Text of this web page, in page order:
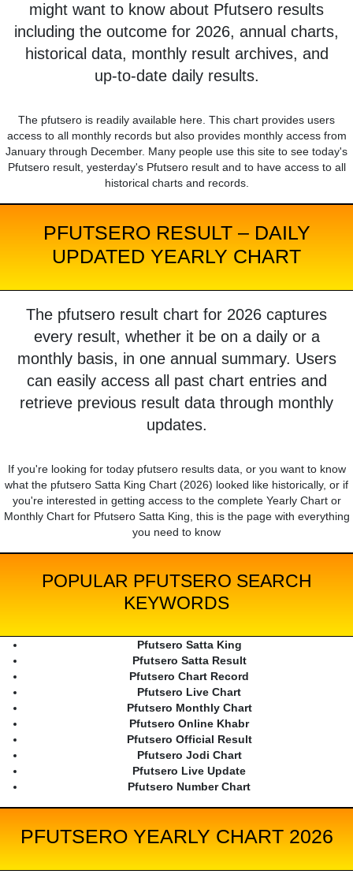
might want to know about Pfutsero results
including the outcome for 2026, annual charts,
historical data, monthly result archives, and
up-to-date daily results.
The pfutsero is readily available here. This chart provides users
access to all monthly records but also provides monthly access from
January through December. Many people use this site to see today's
Pfutsero result, yesterday's Pfutsero result and to have access to all
historical charts and records.
PFUTSERO RESULT – DAILY
UPDATED YEARLY CHART
The pfutsero result chart for 2026 captures
every result, whether it be on a daily or a
monthly basis, in one annual summary. Users
can easily access all past chart entries and
retrieve previous result data through monthly
updates.
If you're looking for today pfutsero results data, or you want to know
what the pfutsero Satta King Chart (2026) looked like historically, or if
you're interested in getting access to the complete Yearly Chart or
Monthly Chart for Pfutsero Satta King, this is the page with everything
you need to know
POPULAR PFUTSERO SEARCH
KEYWORDS
Pfutsero Satta King
Pfutsero Satta Result
Pfutsero Chart Record
Pfutsero Live Chart
Pfutsero Monthly Chart
Pfutsero Online Khabr
Pfutsero Official Result
Pfutsero Jodi Chart
Pfutsero Live Update
Pfutsero Number Chart
PFUTSERO YEARLY CHART 2026